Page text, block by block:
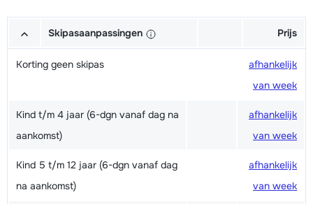
Skipasaanpassingen Prijs
Korting geen skipas
afhankelijk
van week
Kind t/m 4 jaar (6-dgn vanaf dag na
aankomst)
afhankelijk
van week
Kind 5 t/m 12 jaar (6-dgn vanaf dag
na aankomst)
afhankelijk
van week